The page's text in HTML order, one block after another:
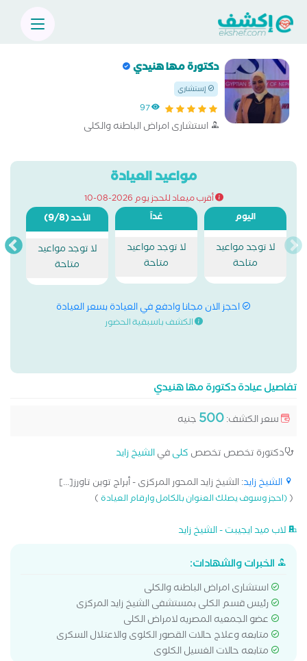
دكتورة مها هنيدي
إستشاري
97
استشارى امراض الباطنه والكلى
مواعيد العيادة
أقرب ميعاد للحجز يوم 2026-08-10
اليوم
لا توجد مواعيد
متاحة
غداً
لا توجد مواعيد
متاحة
الأحد(9/8)
لا توجد مواعيد
متاحة
احجز الان مجانا وادفع في العيادة بسعر العيادة
الكشف باسبقية الحضور
تفاصيل عيادة دكتورة مها هنيدي
سعر الكشف:500 جنيه
دكتورة تخصص تخصص كلىفيالشيخ زايد
الشيخ زايد: الشيخ زايد المحور المركزى - أبراج توين تاورز[...]
((احجز وسوف يصلك العنوان بالكامل وارقام العيادة)
لاب ميد ايجيبت - الشيخ زايد
الخبرات والشهادات:
استشارى امراض الباطنه والكلى
رئيس قسم الكلى بمستشفى الشيخ زايد المركزى
عضو الجمعيه المصريه لامراض الكلى
متابعه وعلاج حالات القصور الكلوى والاعتلال السكرى
متابعه حالات الغسيل الكلوى